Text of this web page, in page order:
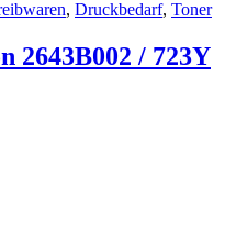
, Druckbedarf, Toner
2643B002 / 723Y